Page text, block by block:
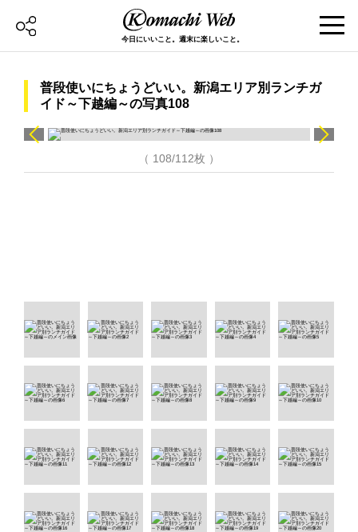
今日にいいこと。週末に楽しいこと。
普段使いにちょうどいい。新潟エリア別ランチガ
イド～下越編～の写真108
（ 108/112枚 ）